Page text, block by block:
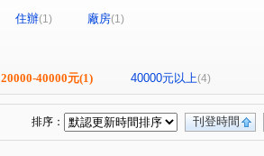
中船路 北寧路
住辦(1) 廠房(1)
20000-40000元(1) 40000元以上(4)
刊登時間
排序：